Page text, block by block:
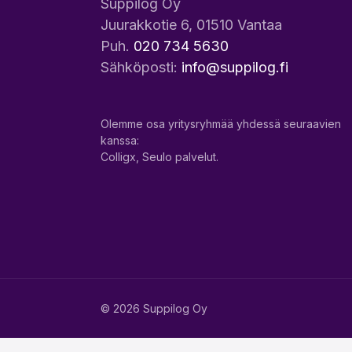
Suppilog Oy
Juurakkotie 6, 01510 Vantaa
Puh. 020 734 5630
Sähköposti: info@suppilog.fi
Olemme osa yritysryhmää yhdessä seuraavien
kanssa:
Colligx, Seulo palvelut.
© 2026 Suppilog Oy